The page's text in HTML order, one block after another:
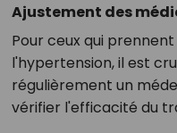
Ajustement des
Pour ceux qui
l'hypertension, il est
régulièrement un
vérifier l'efficacité du